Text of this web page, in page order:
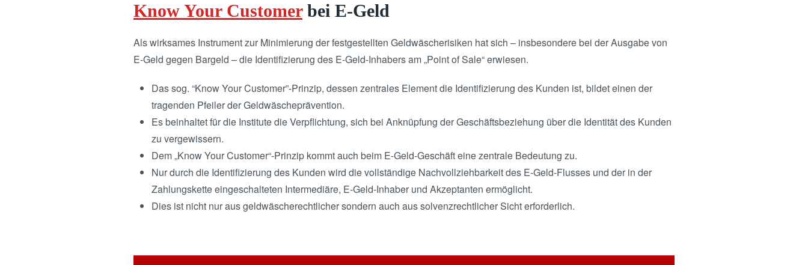
Know Your Customerbei E-Geld
Als wirksames Instrument zur Minimierung der festgestellten Geldwäscherisiken hat sich – insbesondere bei der Ausgabe von
E-Geld gegen Bargeld – die Identifizierung des E-Geld-Inhabers am „Point of Sale“ erwiesen.
Das sog. “Know Your Customer”-Prinzip, dessen zentrales Element die Identifizierung des Kunden ist, bildet einen der
tragenden Pfeiler der Geldwäscheprävention.
Es beinhaltet für die Institute die Verpflichtung, sich bei Anknüpfung der Geschäftsbeziehung über die Identität des Kunden
zu vergewissern.
Dem „Know Your Customer“-Prinzip kommt auch beim E-Geld-Geschäft eine zentrale Bedeutung zu.
Nur durch die Identifizierung des Kunden wird die vollständige Nachvollziehbarkeit des E-Geld-Flusses und der in der
Zahlungskette eingeschalteten Intermediäre, E-Geld-Inhaber und Akzeptanten ermöglicht.
Dies ist nicht nur aus geldwäscherechtlicher sondern auch aus solvenzrechtlicher Sicht erforderlich.